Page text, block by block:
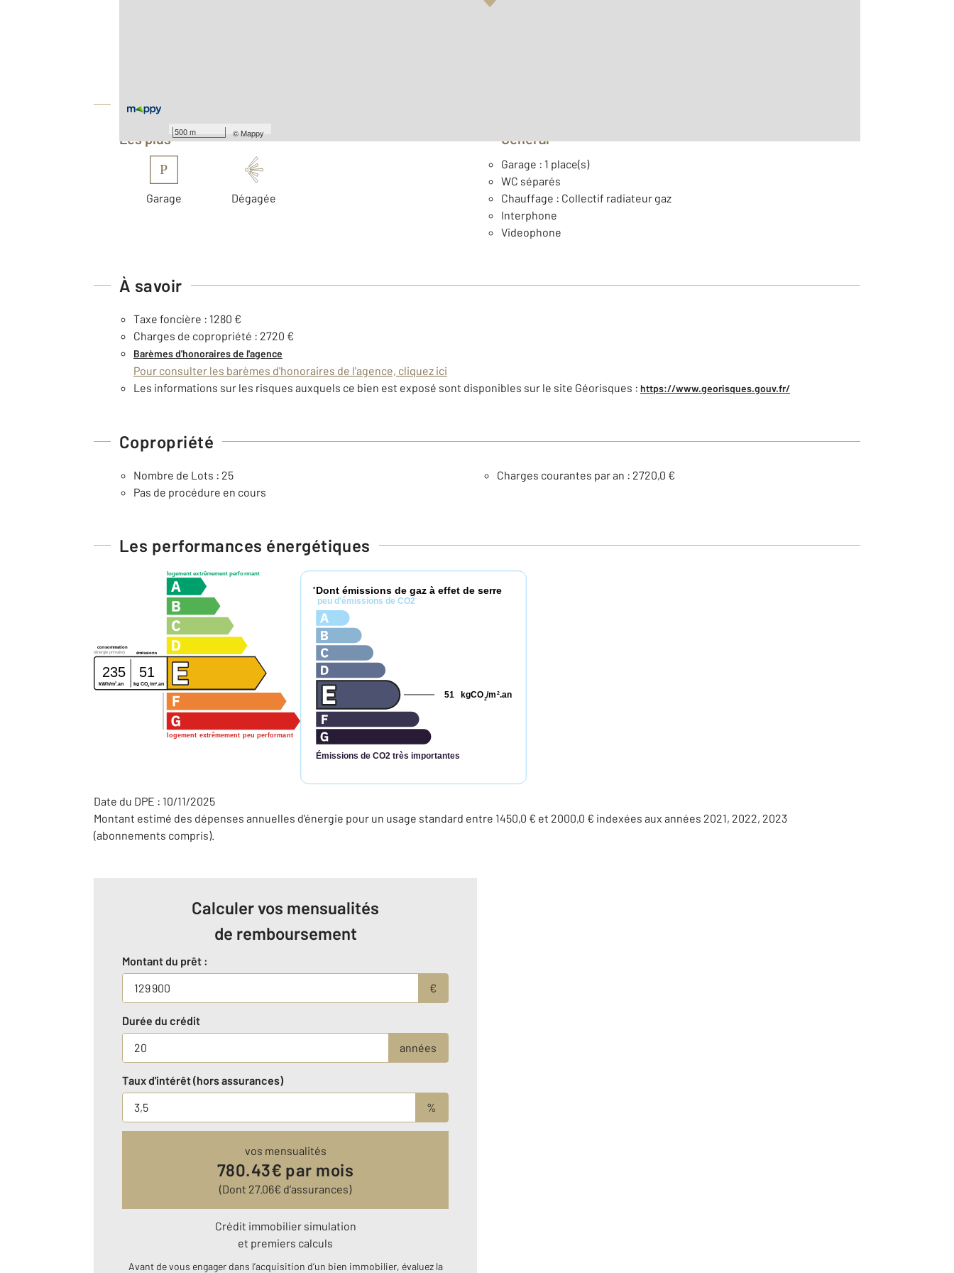
500 m ©Mappy
Équipements
Les plus
P
Garage Dégagée
Général
Garage : 1 place(s)
WC séparés
Chauffage : Collectif radiateur gaz
Interphone
Videophone
À savoir
Taxe foncière : 1280 €
Charges de copropriété : 2720 €
Barèmes d'honoraires de l'agence
Pour consulter les barèmes d'honoraires de l'agence, cliquez ici
Les informations sur les risques auxquels ce bien est exposé sont disponibles sur le site Géorisques : https://www.georisques.gouv.fr/
Copropriété
Nombre de Lots : 25
Charges courantes par an : 2720,0 €
Pas de procédure en cours
Les performances énergétiques
logement extrêmement performant
logement extrêmement peu performant
consommation
émissions
(énergie primaire)
235 51
kWh/m2 .an kg CO2/m2 .an
* Dont émissions de gaz à effet de serre
peu d'émissions de CO2
Émissions de CO2 très importantes
kgCO2/m 2.an
51
Date du DPE : 10/11/2025
Montant estimé des dépenses annuelles d'énergie pour un usage standard entre 1450,0 € et 2000,0 € indexées aux années 2021, 2022, 2023
(abonnements compris).
Calculer vos mensualités
de remboursement
Montant du prêt :
€
Durée du crédit
années
Taux d'intérêt (hors assurances)
%
vos mensualités
780.43€ par mois
(Dont 27.06€ d’assurances)
Crédit immobilier simulation
et premiers calculs
Avant de vous engager dans l’acquisition d’un bien immobilier, évaluez la